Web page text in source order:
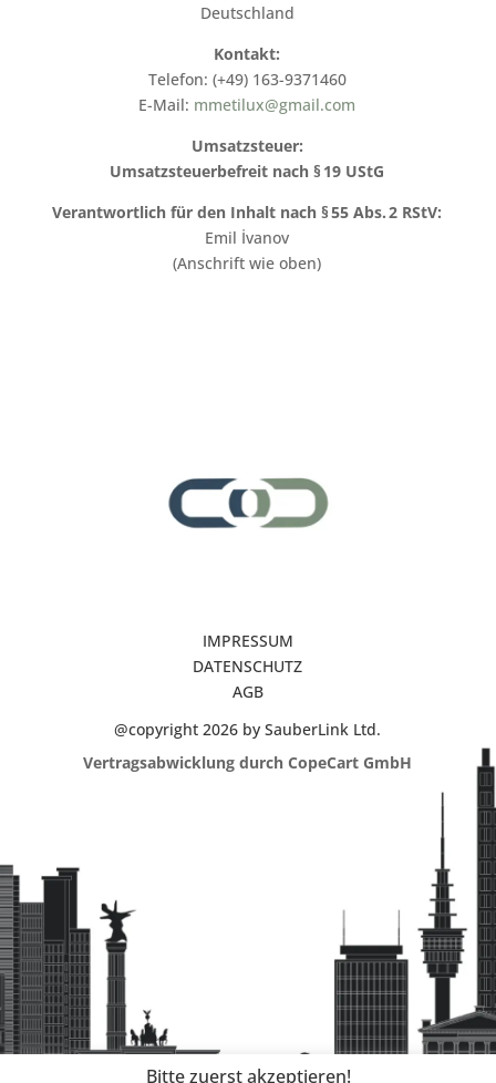
Deutschland
Kontakt:
Telefon: (+49) 163-9371460
E-Mail: mmetilux@gmail.com
Umsatzsteuer:
Umsatzsteuerbefreit nach § 19 UStG
Verantwortlich für den Inhalt nach § 55 Abs. 2 RStV:
Emil İvanov
(Anschrift wie oben)
IMPRESSUM
DATENSCHUTZ
AGB
@copyright 2026 by SauberLink Ltd.
Vertragsabwicklung durch CopeCart GmbH
Bitte zuerst akzeptieren!